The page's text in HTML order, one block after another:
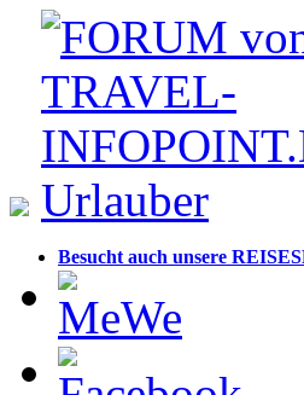
Besucht auch unsere